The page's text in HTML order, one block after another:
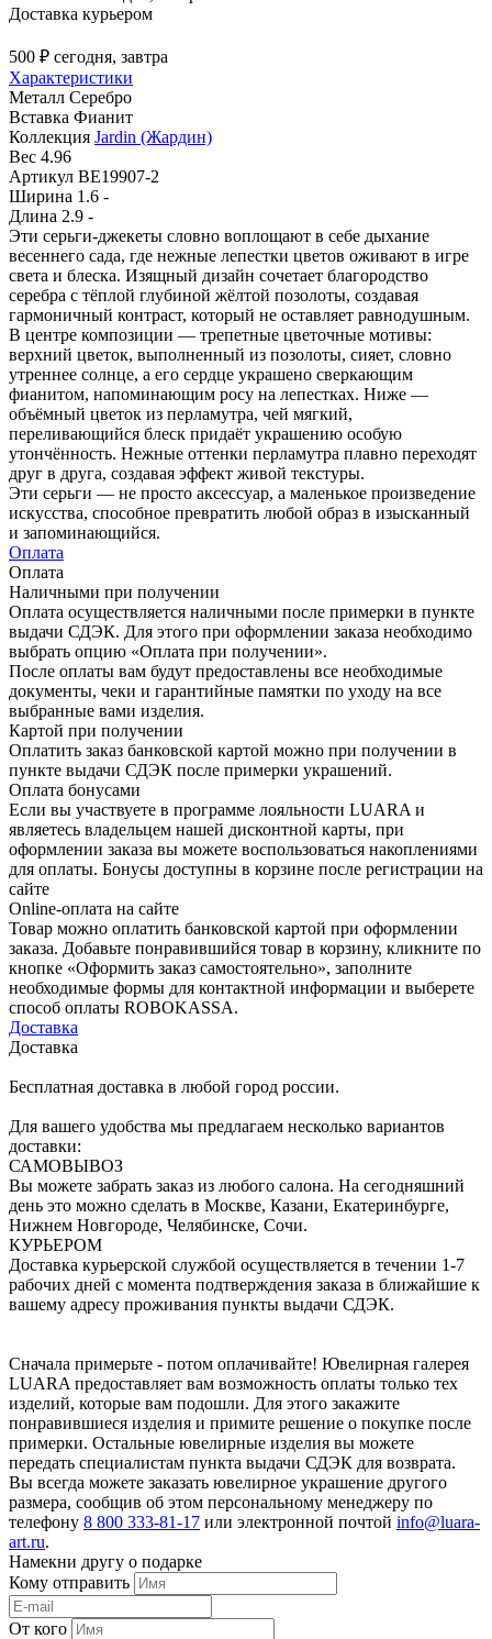
Доставка курьером
500 ₽ сегодня, завтра
Характеристики
Металл Серебро
Вставка Фианит
Коллекция Jardin (Жардин)
Вес 4.96
Артикул BE19907-2
Ширина 1.6 -
Длина 2.9 -
Эти серьги-джекеты словно воплощают в себе дыхание
весеннего сада, где нежные лепестки цветов оживают в игре
света и блеска. Изящный дизайн сочетает благородство
серебра с тёплой глубиной жёлтой позолоты, создавая
гармоничный контраст, который не оставляет равнодушным.
В центре композиции — трепетные цветочные мотивы:
верхний цветок, выполненный из позолоты, сияет, словно
утреннее солнце, а его сердце украшено сверкающим
фианитом, напоминающим росу на лепестках. Ниже —
объёмный цветок из перламутра, чей мягкий,
переливающийся блеск придаёт украшению особую
утончённость. Нежные оттенки перламутра плавно переходят
друг в друга, создавая эффект живой текстуры.
Эти серьги — не просто аксессуар, а маленькое произведение
искусства, способное превратить любой образ в изысканный
и запоминающийся.
Оплата
Оплата
Наличными при получении
Оплата осуществляется наличными после примерки в пункте
выдачи СДЭК. Для этого при оформлении заказа необходимо
выбрать опцию «Оплата при получении».
После оплаты вам будут предоставлены все необходимые
документы, чеки и гарантийные памятки по уходу на все
выбранные вами изделия.
Картой при получении
Оплатить заказ банковской картой можно при получении в
пункте выдачи СДЭК после примерки украшений.
Оплата бонусами
Если вы участвуете в программе лояльности LUARA и
являетесь владельцем нашей дисконтной карты, при
оформлении заказа вы можете воспользоваться накоплениями
для оплаты. Бонусы доступны в корзине после регистрации на
сайте
Online-оплата на сайте
Товар можно оплатить банковской картой при оформлении
заказа. Добавьте понравившийся товар в корзину, кликните по
кнопке «Оформить заказ самостоятельно», заполните
необходимые формы для контактной информации и выберете
способ оплаты ROBOKASSA.
Доставка
Доставка
Бесплатная доставка в любой город россии.
Для вашего удобства мы предлагаем несколько вариантов
доставки:
САМОВЫВОЗ
Вы можете забрать заказ из любого салона. На сегодняшний
день это можно сделать в Москве, Казани, Екатеринбурге,
Нижнем Новгороде, Челябинске, Сочи.
КУРЬЕРОМ
Доставка курьерской службой осуществляется в течении 1-7
рабочих дней с момента подтверждения заказа в ближайшие к
вашему адресу проживания пункты выдачи СДЭК.
Сначала примерьте - потом оплачивайте! Ювелирная галерея
LUARA предоставляет вам возможность оплаты только тех
изделий, которые вам подошли. Для этого закажите
понравившиеся изделия и примите решение о покупке после
примерки. Остальные ювелирные изделия вы можете
передать специалистам пункта выдачи СДЭК для возврата.
Вы всегда можете заказать ювелирное украшение другого
размера, сообщив об этом персональному менеджеру по
телефону 8 800 333-81-17 или электронной почтой info@luara-
art.ru.
Намекни другу о подарке
Кому отправить
От кого